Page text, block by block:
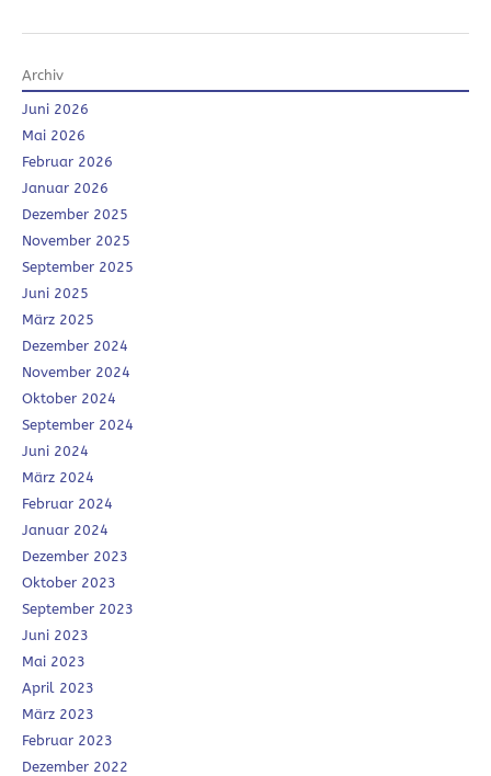
Archiv
Juni 2026
Mai 2026
Februar 2026
Januar 2026
Dezember 2025
November 2025
September 2025
Juni 2025
März 2025
Dezember 2024
November 2024
Oktober 2024
September 2024
Juni 2024
März 2024
Februar 2024
Januar 2024
Dezember 2023
Oktober 2023
September 2023
Juni 2023
Mai 2023
April 2023
März 2023
Februar 2023
Dezember 2022